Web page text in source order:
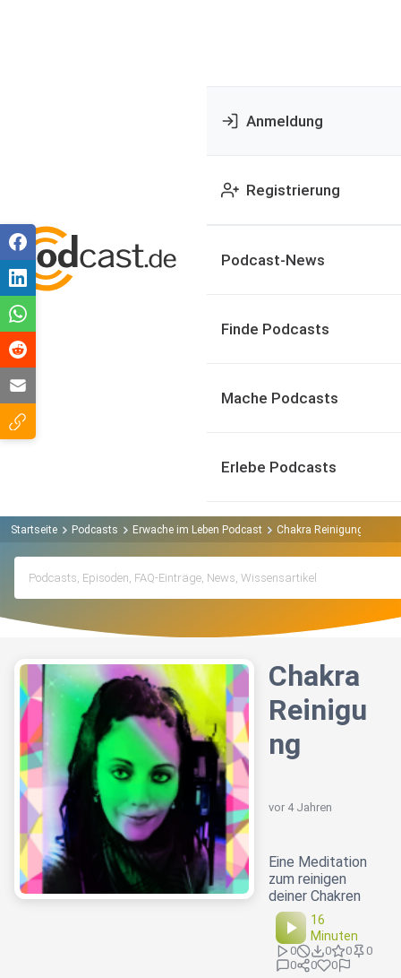
Anmeldung
Registrierung
Podcast-News
Finde Podcasts
Mache Podcasts
Erlebe Podcasts
Startseite Podcasts Erwache im Leben Podcast Chakra Reinigung
Chakra
Reinigu
ng
vor 4 Jahren
Eine Meditation
zum reinigen
deiner Chakren
16
Minuten
0 0 0
0
0
0 0